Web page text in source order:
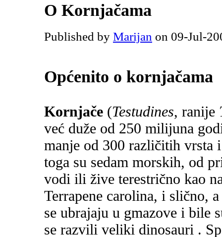
O Kornjačama
Published by Marijan on 09-Jul-
Općenito o kornjačama
Kornjače (Testudines, ranije
već duže od 250 milijuna
manje od 300 različitih vrsta
toga su sedam morskih, od
vodi ili žive terestrično kao
Terrapene carolina, i slično,
se ubrajaju u gmazove i bile
se razvili veliki dinosauri .